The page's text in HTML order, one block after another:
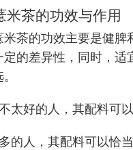
米茶的功效与作用
米茶的功效主要是健
定的差异性，同时，
太好的人，其配料可
的人，其配料可以恰